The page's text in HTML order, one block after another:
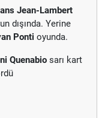
Jean-Lambert
dışında. Yerine
Ponti oyunda.
Quenabio sarı kart